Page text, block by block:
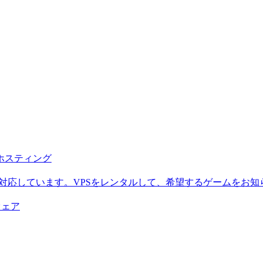
スティング
応しています。VPSをレンタルして、希望するゲームをお知
ア